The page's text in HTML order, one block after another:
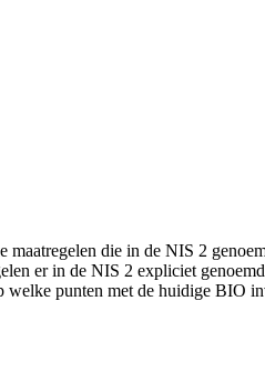
die in de NIS 2
er in de NIS 2 expliciet
punten met de huidige BIO